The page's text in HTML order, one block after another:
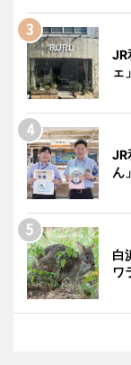
JR
ェ
JR
ん
白
ワ